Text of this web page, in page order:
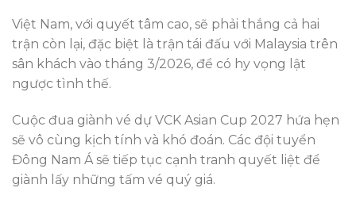
Việt Nam, với quyết tâm cao, sẽ phải thắng cả hai
trận còn lại, đặc biệt là trận tái đấu với Malaysia trên
sân khách vào tháng 3/2026, để có hy vọng lật
ngược tình thế.
Cuộc đua giành vé dự VCK Asian Cup 2027 hứa hẹn
sẽ vô cùng kịch tính và khó đoán. Các đội tuyển
Đông Nam Á sẽ tiếp tục cạnh tranh quyết liệt để
giành lấy những tấm vé quý giá.